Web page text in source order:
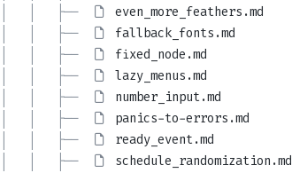
│   │   ├──
even_more_feathers.md
│   │   ├──
fallback_fonts.md
│   │   ├──
fixed_node.md
│   │   ├──
lazy_menus.md
│   │   ├──
number_input.md
│   │   ├──
panics-to-errors.md
│   │   ├──
ready_event.md
│   │   ├──
schedule_randomization.md